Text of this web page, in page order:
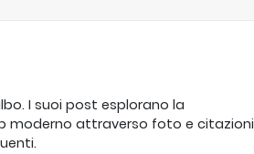
I suoi post esplorano la
moderno attraverso foto e citazioni